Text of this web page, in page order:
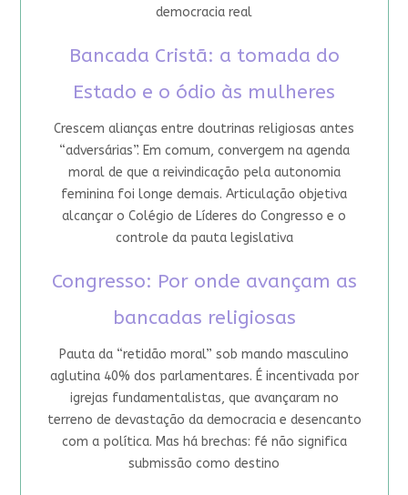
democracia real
Bancada Cristã: a tomada do
Estado e o ódio às mulheres
Crescem alianças entre doutrinas religiosas antes
“adversárias”. Em comum, convergem na agenda
moral de que a reivindicação pela autonomia
feminina foi longe demais. Articulação objetiva
alcançar o Colégio de Líderes do Congresso e o
controle da pauta legislativa
Congresso: Por onde avançam as
bancadas religiosas
Pauta da “retidão moral” sob mando masculino
aglutina 40% dos parlamentares. É incentivada por
igrejas fundamentalistas, que avançaram no
terreno de devastação da democracia e desencanto
com a política. Mas há brechas: fé não significa
submissão como destino